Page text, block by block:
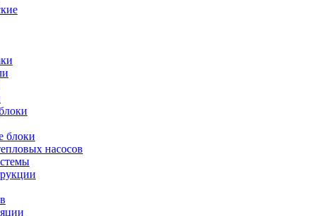
блоки
насосов